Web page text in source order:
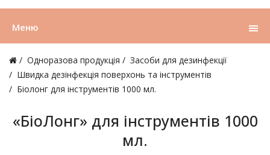
Меню
Одноразова продукція
Засоби для дезинфекції
Швидка дезінфекція поверхонь та інструментів
Біолонг для інструментів 1000 мл.
«БіоЛонг» для інструментів 1000
мл.